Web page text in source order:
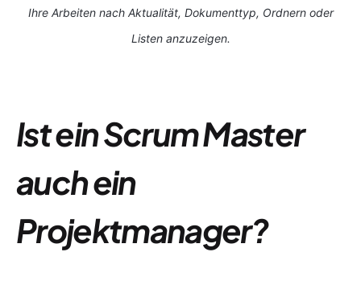
Ihre Arbeiten nach Aktualität, Dokumenttyp, Ordnern oder
Listen anzuzeigen.
Ist ein Scrum Master
auch ein
Projektmanager?